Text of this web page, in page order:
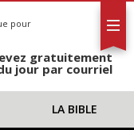
pour
gratuitement
jour par courriel
LA BIBLE